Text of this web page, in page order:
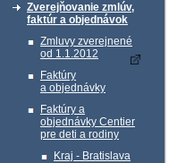
Zverejňovanie zmlúv,
faktúr a objednávok
Zmluvy zverejnené
od 1.1.2012
Faktúry
a objednávky
Faktúry a
objednávky Centier
pre deti a rodiny
Kraj - Bratislava